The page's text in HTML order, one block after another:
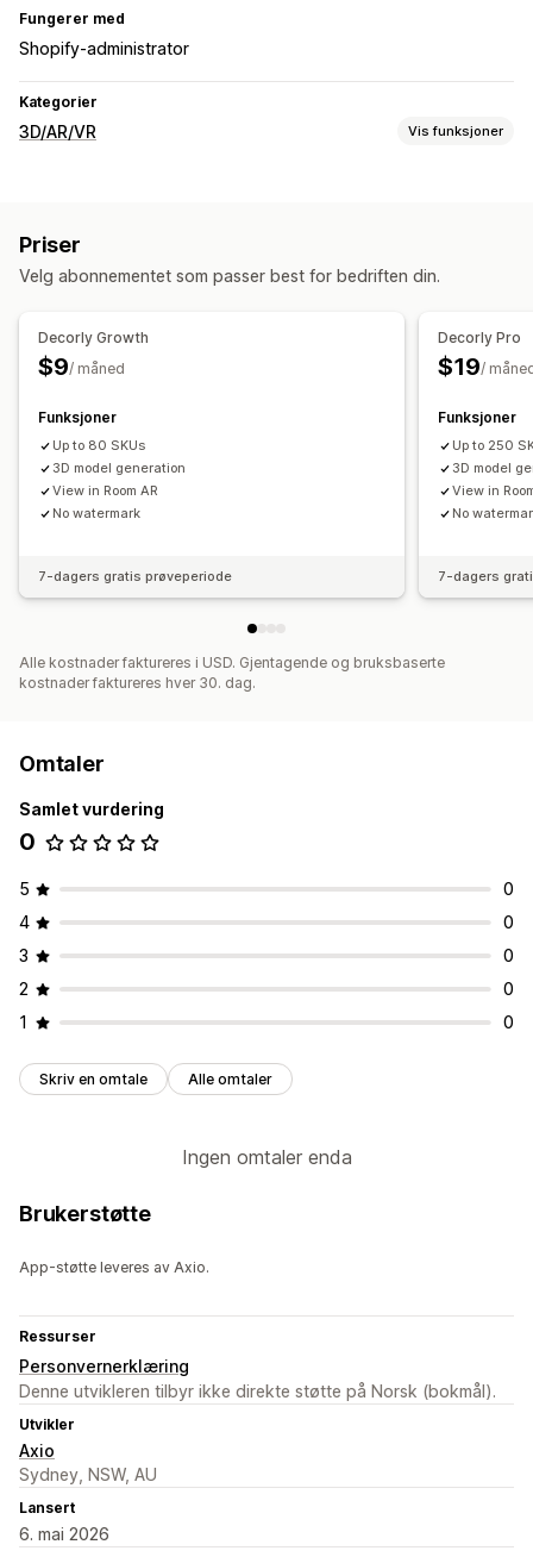
Fungerer med
Shopify-administrator
Kategorier
3D/AR/VR Vis funksjoner
Forhåndsvisninger i sanntid
Tilpasset merkevarebygging
Priser
Velg abonnementet som passer best for bedriften din.
Decorly Growth
$9/ måned
Funksjoner
Up to 80 SKUs
3D model generation
View in Room AR
No watermark
7-dagers gratis prøveperiode
Decorly Pro
$19/
Funksjoner
Up to 250
3D model
View in
No
7-dagers
Alle kostnader faktureres i USD. Gjentagende og bruksbaserte
kostnader faktureres hver 30. dag.
Omtaler
Samlet vurdering
0
5
0
4
0
3
0
2
0
1
0
Skriv en omtale Alle omtaler
Ingen omtaler enda
Brukerstøtte
App-støtte leveres av Axio.
Ressurser
Personvernerklæring
Denne utvikleren tilbyr ikke direkte støtte på Norsk (bokmål).
Utvikler
Axio
Sydney, NSW, AU
Lansert
6. mai 2026